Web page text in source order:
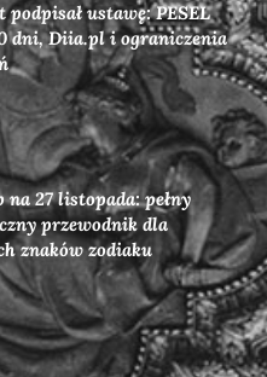
podpisał ustawę: PESEL
dni, Diia.pl i ograniczenia
na 27 listopada: pełny
przewodnik dla
znaków zodiaku